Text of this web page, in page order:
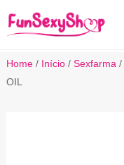
Home/ Início/ Sexfarma /
OIL